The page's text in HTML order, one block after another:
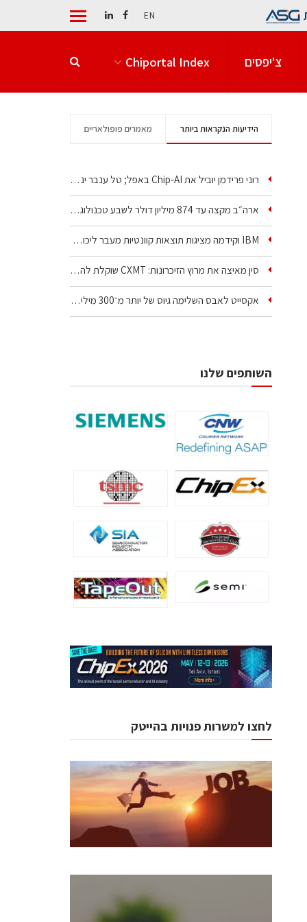
EN
צ'יפסים Chiportal Index
הידיעות הנקראות ביותר מאמרים פופולאריים
רוני פרידמן יוביל את Chip‑AI באפל; טל ענבר ינהל את…
ארה״ב מקצה עד 874 מיליון דולר לשבע טכנולוגיות שבבים…
IBM וקידמה מציגות תוצאות קוונטיות מעבר ליכולת…
סין מאיצה את מרוץ הזיכרונות: CXMT שוקלת להקים מפעל…
אקסייט לאבס השלימה גיוס של יותר מ־300 מיליון דולר…
השותפים שלנו
לחצו למשרות פנויות בהייטק